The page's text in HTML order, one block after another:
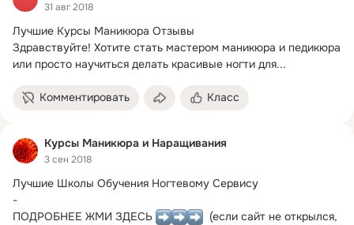
31 авг 2018
Лучшие Курсы Маникюра Отзывы
Здравствуйте! Хотите стать мастером маникюра и педикюра
или просто научиться делать красивые ногти для...
Комментировать Класс
Курсы Маникюра и Наращивания
3 сен 2018
Лучшие Школы Обучения Ногтевому Сервису
-
ПОДРОБНЕЕ ЖМИ ЗДЕСЬ
  (если сайт не открылся,